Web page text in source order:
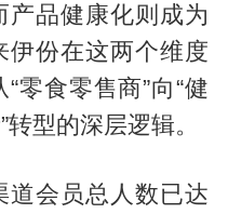
产品健康化则成为
伊份在这两个维度
零食零售商”向“健
型的深层逻辑。
道会员总人数已达